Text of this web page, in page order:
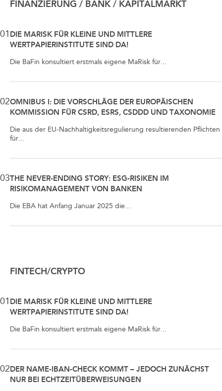
FINANZIERUNG / BANK / KAPITALMARKT
01 DIE MARISK FÜR KLEINE UND MITTLERE
WERTPAPIERINSTITUTE SIND DA!
Die BaFin konsultiert erstmals eigene MaRisk für...
02OMNIBUS I: DIE VORSCHLÄGE DER EUROPÄISCHEN
KOMMISSION FÜR CSRD, ESRS, CSDDD UND TAXONOMIE
Die aus der EU-Nachhaltigkeitsregulierung resultierenden Pflichten
für...
03THE NEVER-ENDING STORY: ESG-RISIKEN IM
RISIKOMANAGEMENT VON BANKEN
Die EBA hat Anfang Januar 2025 die...
FINTECH/CRYPTO
01 DIE MARISK FÜR KLEINE UND MITTLERE
WERTPAPIERINSTITUTE SIND DA!
Die BaFin konsultiert erstmals eigene MaRisk für...
02DER NAME-IBAN-CHECK KOMMT – JEDOCH ZUNÄCHST
NUR BEI ECHTZEITÜBERWEISUNGEN